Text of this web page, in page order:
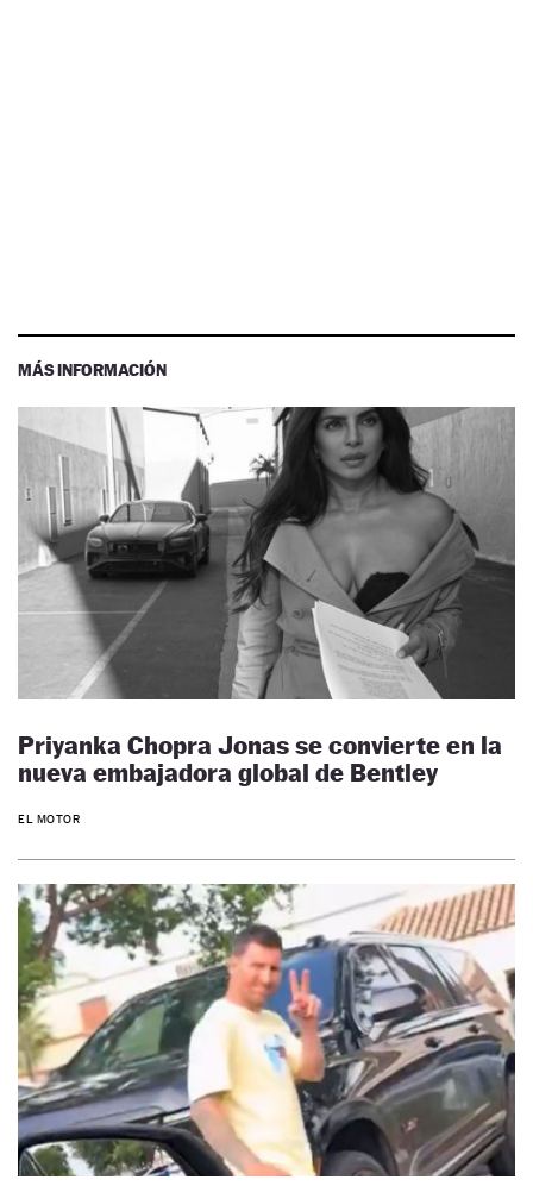
MÁS INFORMACIÓN
Priyanka Chopra Jonas se convierte en la
nueva embajadora global de Bentley
EL MOTOR